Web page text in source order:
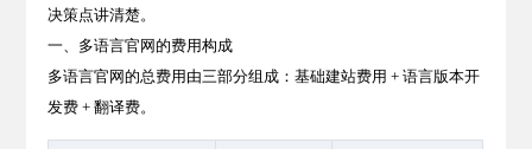
决策点讲清楚。
一、多语言官网的费用构成
多语言官网的总费用由三部分组成：基础建站费用 + 语言版本开
发费 + 翻译费。